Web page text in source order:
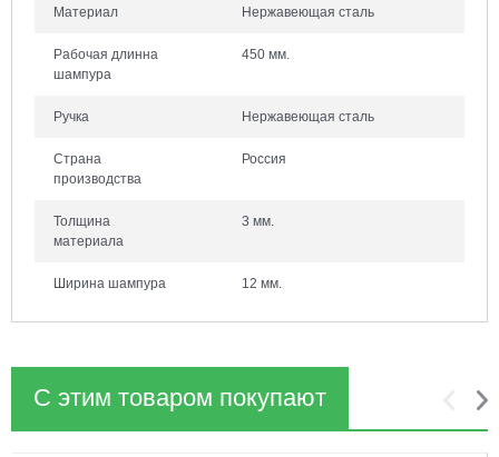
Материал Нержавеющая сталь
Рабочая длинна
шампура
450 мм.
Ручка Нержавеющая сталь
Страна
производства
Россия
Толщина
материала
3 мм.
Ширина шампура 12 мм.
С этим товаром покупают